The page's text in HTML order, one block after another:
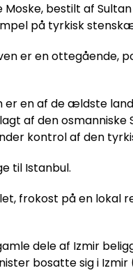
bestilt af
på tyrkisk
er en ottegående,
er en af de ældste
af den
kontrol af den
til Istanbul.
frokost på en lokal
dele af Izmir
bosatte sig i